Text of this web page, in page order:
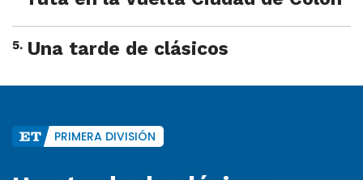
5. Una tarde de clásicos
PRIMERA DIVISIÓN